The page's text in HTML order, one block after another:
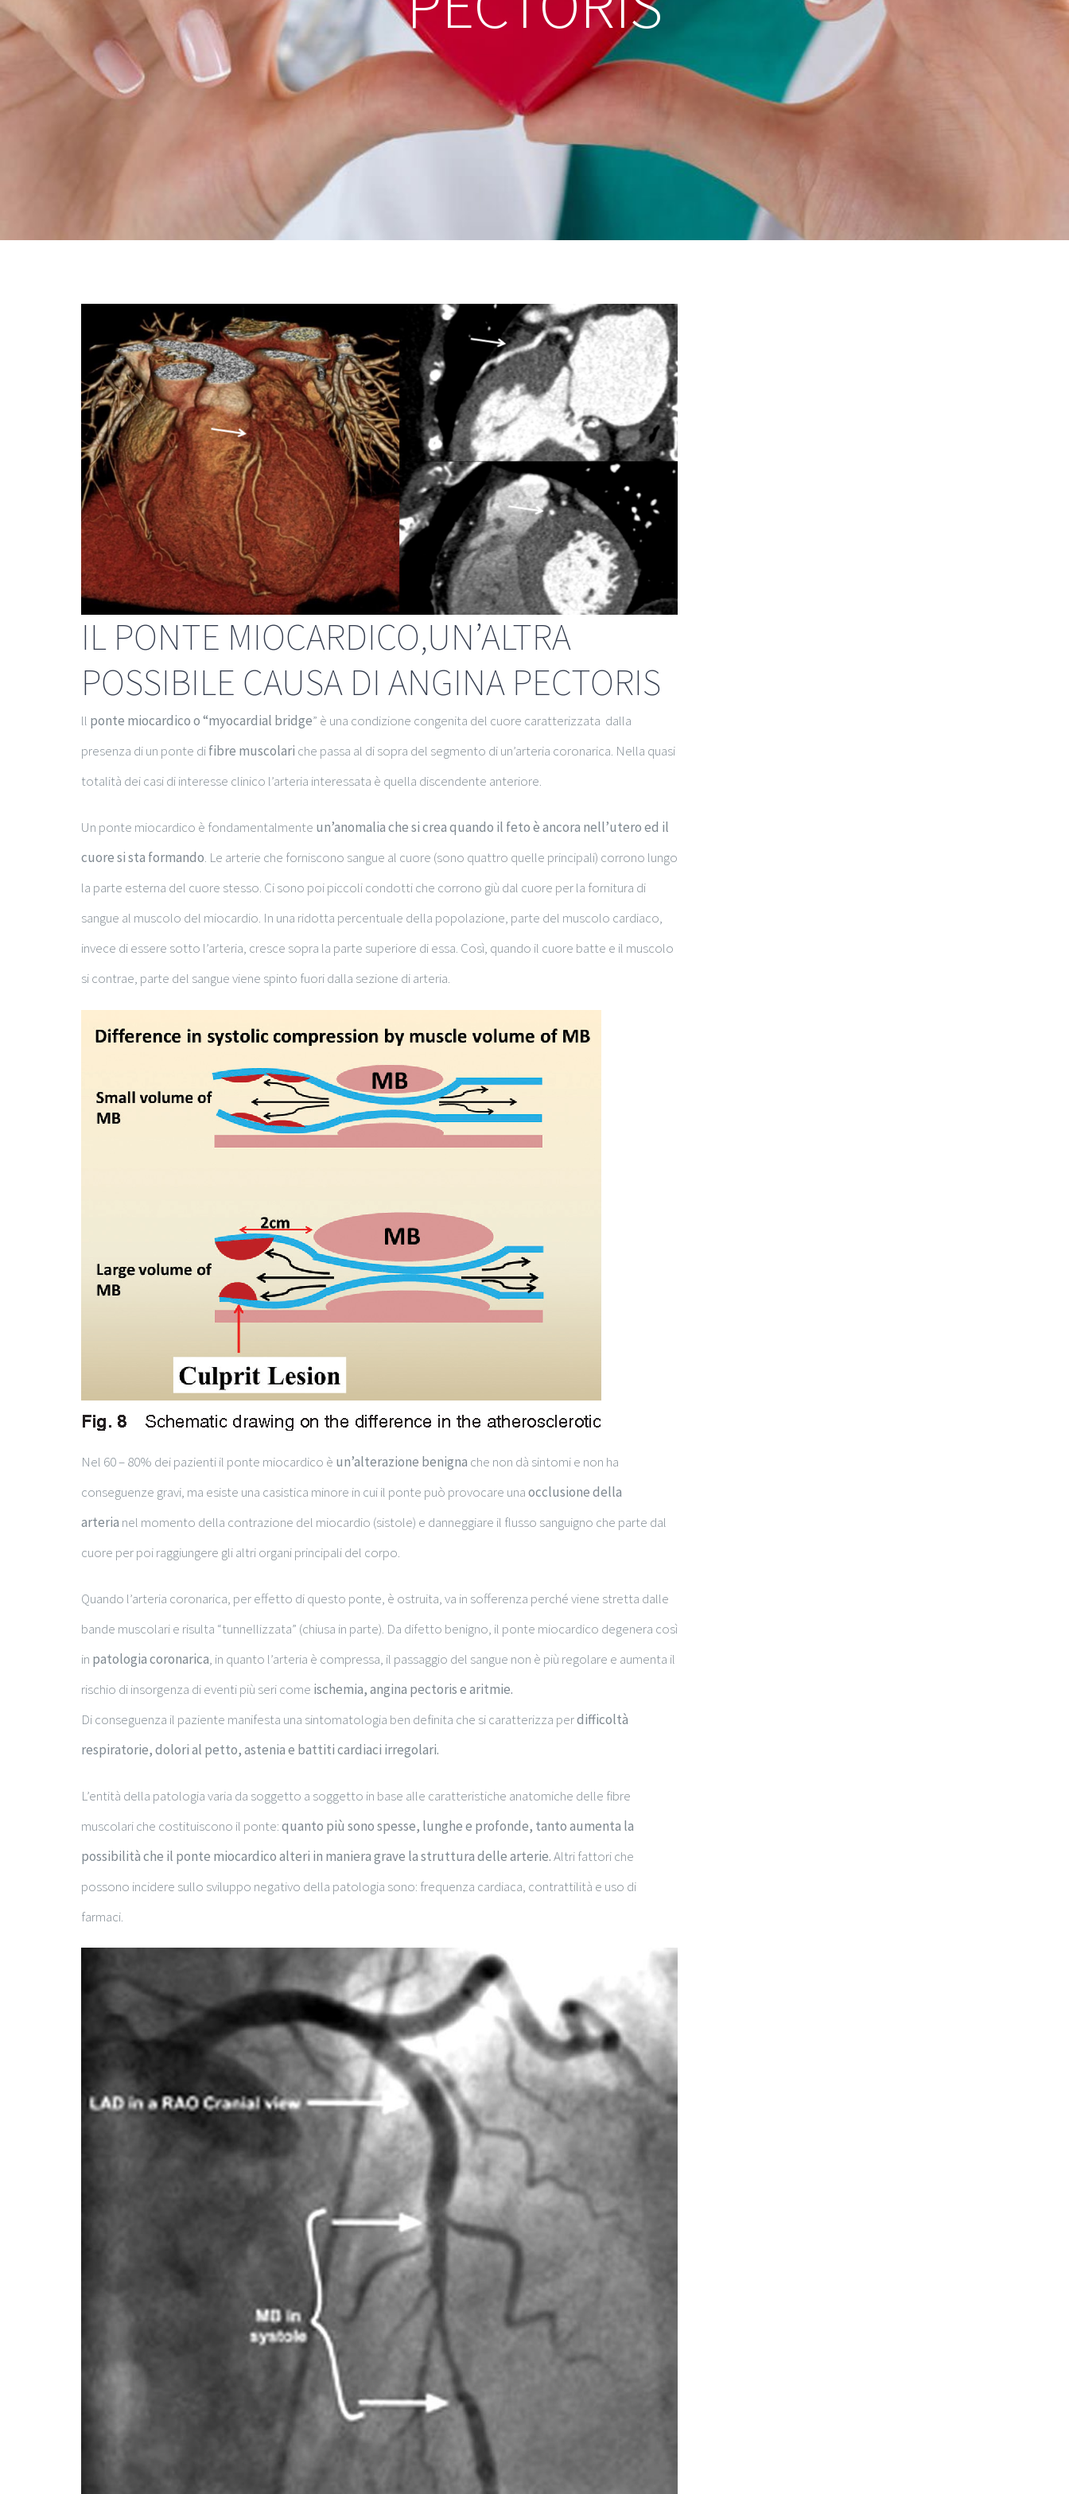
IL PONTE MIOCARDICO,UN’ALTRA
POSSIBILE CAUSA DI ANGINA PECTORIS
ll ponte miocardico o “myocardial bridge” è una condizione congenita del cuore caratterizzata dalla
presenza di un ponte difibre muscolari che passa al di sopra del segmento di un’arteria coronarica. Nella quasi
totalità dei casi di interesse clinico l’arteria interessata è quella discendente anteriore.
Un ponte miocardico è fondamentalmente un’anomalia che si crea quando il feto è ancora nell’utero ed il
cuore si sta formando. Le arterie che forniscono sangue al cuore (sono quattro quelle principali) corrono lungo
la parte esterna del cuore stesso. Ci sono poi piccoli condotti che corrono giù dal cuore per la fornitura di
sangue al muscolo del miocardio. In una ridotta percentuale della popolazione, parte del muscolo cardiaco,
invece di essere sotto l’arteria, cresce sopra la parte superiore di essa. Così, quando il cuore batte e il muscolo
si contrae, parte del sangue viene spinto fuori dalla sezione di arteria.
Nel 60 – 80% dei pazienti il ponte miocardico è un’alterazione benigna che non dà sintomi e non ha
conseguenze gravi, ma esiste una casistica minore in cui il ponte può provocare unaocclusione della
arteria nel momento della contrazione del miocardio (sistole) e danneggiare il flusso sanguigno che parte dal
cuore per poi raggiungere gli altri organi principali del corpo.
Quando l’arteria coronarica, per effetto di questo ponte, è ostruita, va in sofferenza perché viene stretta dalle
bande muscolari e risulta “tunnellizzata” (chiusa in parte). Da difetto benigno, il ponte miocardico degenera così
in patologia coronarica, in quanto l’arteria è compressa, il passaggio del sangue non è più regolare e aumenta il
rischio di insorgenza di eventi più seri come ischemia, angina pectoris e aritmie.
Di conseguenza il paziente manifesta una sintomatologia ben definita che si caratterizza perdifficoltà
respiratorie, dolori al petto, astenia e battiti cardiaci irregolari.
L’entità della patologia varia da soggetto a soggetto in base alle caratteristiche anatomiche delle fibre
muscolari che costituiscono il ponte:quanto più sono spesse, lunghe e profonde, tanto aumenta la
possibilità che il ponte miocardico alteri in maniera grave la struttura delle arterie.Altri fattori che
possono incidere sullo sviluppo negativo della patologia sono: frequenza cardiaca, contrattilità e uso di
farmaci.